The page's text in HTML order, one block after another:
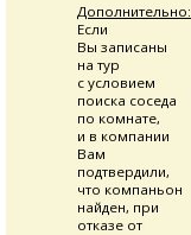
Дополнительно:
Если
Вы записаны
на тур
с условием
поиска соседа
по комнате,
и в компании
Вам
подтвердили,
что компаньон
найден, при
отказе от